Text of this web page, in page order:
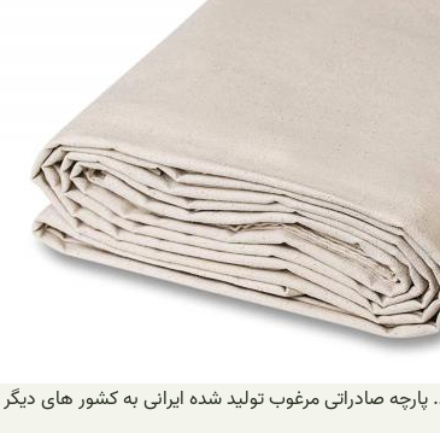
صادراتی مرغوب تولید شده ایرانی به کشور های